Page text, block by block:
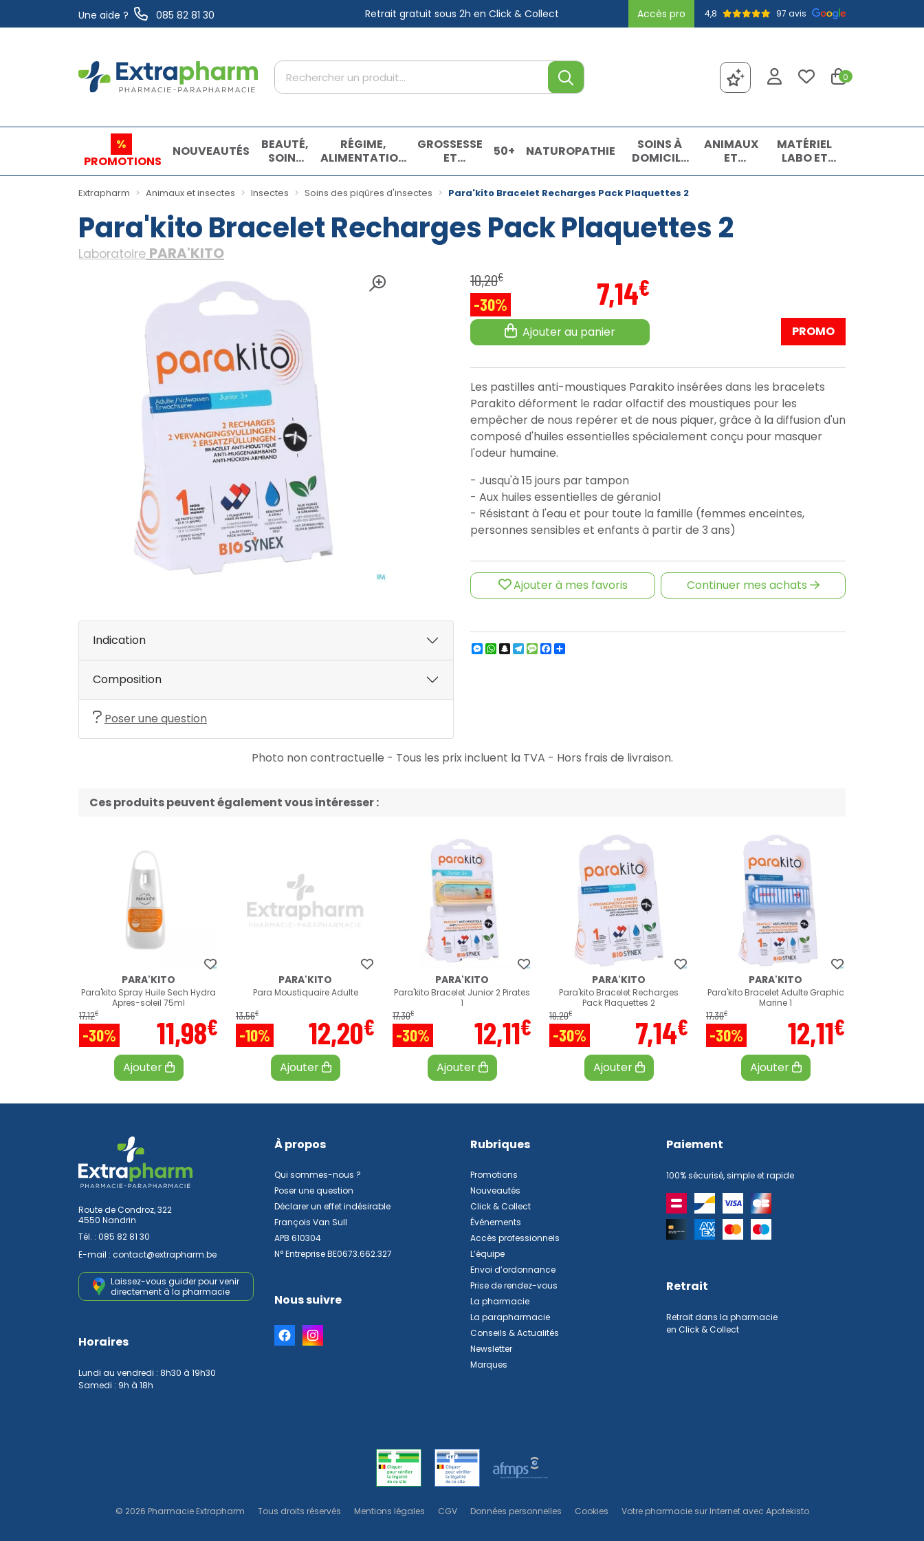
Une aide ? 085 82 81 30 Retrait gratuit sous 2h en Click & Collect Accès pro 4,8 97 avis
Extrapharm Votre pharmacie en ligne à votre service 0
%
PROMOTIONS
NOUVEAUTÉS
BEAUTÉ,
SOINS
ET
RÉGIME,
ALIMENTATION
& VITAMINES
GROSSESSE
ET
ENFANTS
50+ NATUROPATHIE
SOINS À
DOMICILE
ET
SOINS
ANIMAUX
ET
INSECTES
MATÉRIEL
LABO ET
MATIÈRES
Extrapharm Animaux et insectes Insectes Soins des piqûres d'insectes Para'kito Bracelet Recharges Pack Plaquettes 2
Para'kito Bracelet Recharges Pack Plaquettes 2
Laboratoire PARA'KITO
10,20€
-30% 7,14€
Ajouter au panier PROMO
Les pastilles anti-moustiques Parakito insérées dans les bracelets
Parakito déforment le radar olfactif des moustiques pour les
empêcher de nous repérer et de nous piquer, grâce à la diffusion d'un
composé d'huiles essentielles spécialement conçu pour masquer
l'odeur humaine.
- Jusqu'à 15 jours par tampon
- Aux huiles essentielles de géraniol
- Résistant à l'eau et pour toute la famille (femmes enceintes,
personnes sensibles et enfants à partir de 3 ans)
Ajouter à mes favoris Continuer mes achats
Indication
Composition
Poser une question
Messenger
WhatsApp
Snapchat
Telegram
Message
Facebook
Photo non contractuelle - Tous les prix incluent la TVA - Hors frais de livraison.
Ces produits peuvent également vous intéresser :
PARA'KITO
Para'kito Spray Huile Sech Hydra
Apres-soleil 75ml
17,12€
-30% 11,98€
Ajouter
PARA'KITO
Para Moustiquaire Adulte
13,56€
-10% 12,20€
Ajouter
PARA'KITO
Para'kito Bracelet Junior 2 Pirates
1
17,30€
-30% 12,11€
Ajouter
PARA'KITO
Para'kito Bracelet Recharges
Pack Plaquettes 2
10,20€
-30% 7,14€
Ajouter
PARA'KITO
Para'kito Bracelet Adulte Graphic
Marine 1
17,30€
-30% 12,11€
Ajouter
Route de Condroz, 322
4550 Nandrin
Tél. : 085 82 81 30
E-mail : contact@extrapharm.be
Laissez-vous guider pour venir
directement à la pharmacie
Horaires
Lundi au vendredi : 8h30 à 19h30
Samedi : 9h à 18h
À propos
Qui sommes-nous ?
Poser une question
Déclarer un effet indésirable
François Van Sull
APB 610304
N° Entreprise BE0673.662.327
Nous suivre
Rubriques
Promotions
Nouveautés
Click & Collect
Événements
Accès professionnels
L’équipe
Envoi d’ordonnance
Prise de rendez-vous
La pharmacie
La parapharmacie
Conseils & Actualités
Newsletter
Marques
Paiement
100% sécurisé, simple et rapide
Retrait
Retrait dans la pharmacie
en Click & Collect
© 2026 Pharmacie Extrapharm Tous droits réservés Mentions légales CGV Données personnelles Cookies Votre pharmacie sur Internet avec Apotekisto